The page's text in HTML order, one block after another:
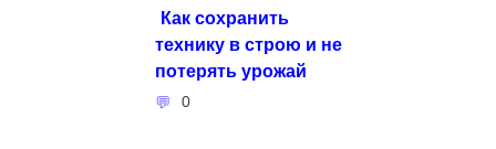
Как сохранить
технику в строю и не
потерять урожай
0